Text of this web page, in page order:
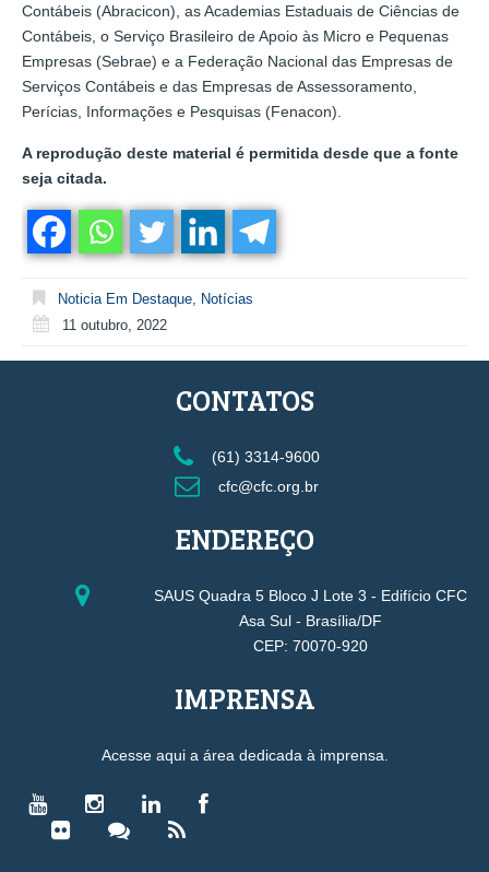
Contábeis (Abracicon), as Academias Estaduais de Ciências de
Contábeis, o Serviço Brasileiro de Apoio às Micro e Pequenas
Empresas (Sebrae) e a Federação Nacional das Empresas de
Serviços Contábeis e das Empresas de Assessoramento,
Perícias, Informações e Pesquisas (Fenacon).
A reprodução deste material é permitida desde que a fonte
seja citada.
Noticia Em Destaque
Notícias
11 outubro, 2022
CONTATOS
(61) 3314-9600
cfc@cfc.org.br
ENDEREÇO
SAUS Quadra 5 Bloco J Lote 3 - Edifício CFC
Asa Sul - Brasília/DF
CEP: 70070-920
IMPRENSA
Acesse aqui a área dedicada à imprensa.